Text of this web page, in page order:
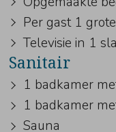
Per gast 1
Televisie in 1
Sanitair
1 badkamer
1 badkamer
Sauna